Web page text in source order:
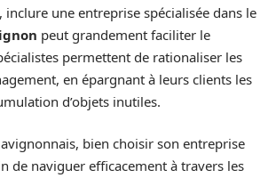
inclure une entreprise spécialisée dans le
peut grandement faciliter le
permettent de rationaliser les
en épargnant à leurs clients les
d’objets inutiles.
bien choisir son entreprise
de naviguer efficacement à travers les